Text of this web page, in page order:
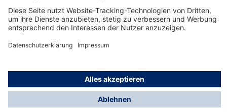
Informationen
© Dräger Austria GmbH, 2024
* Alle Preise exkl. gesetzl. Mehrwertsteuer zzgl.
Versandkosten und ggf. Nachnahmegebühren, wenn